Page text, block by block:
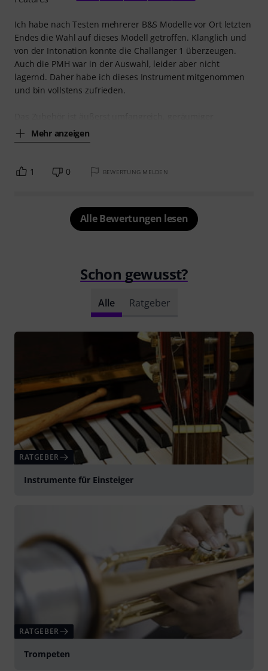
Ich habe nach Testen mehrerer B&S Modelle vor Ort letzten
Endes die Wahl auf dieses Modell getroffen. Klanglich und
von der Intonation konnte die Challanger 1 überzeugen.
Auch die PMH war in der Auswahl, leider aber nicht
lagernd. Daher habe ich dieses Instrument mitgenommen
und bin vollstens zufrieden.
Mehr anzeigen
1 0 BEWERTUNG MELDEN
Alle Bewertungen lesen
Schon gewusst?
Alle Ratgeber
RATGEBER
Instrumente für Einsteiger
RATGEBER
Trompeten